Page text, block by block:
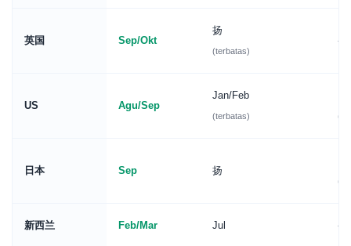
英国 Sep/Okt
扬
(terbatas)
–
US Agu/Sep
Jan/Feb
(terbatas)
日本 Sep 扬
新西兰 Feb/Mar Jul –